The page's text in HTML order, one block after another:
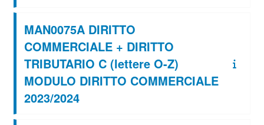
MAN0075A DIRITTO
COMMERCIALE + DIRITTO
TRIBUTARIO C (lettere O-Z)
MODULO DIRITTO COMMERCIALE
2023/2024